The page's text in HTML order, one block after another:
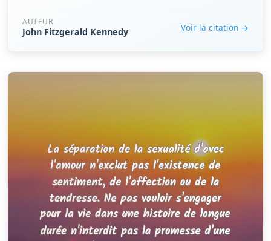
AUTEUR
John Fitzgerald Kennedy Voir la citation →